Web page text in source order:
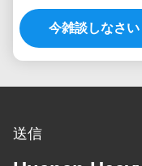
2500Tアルミ挤出プ
今雑談しなさい
送信